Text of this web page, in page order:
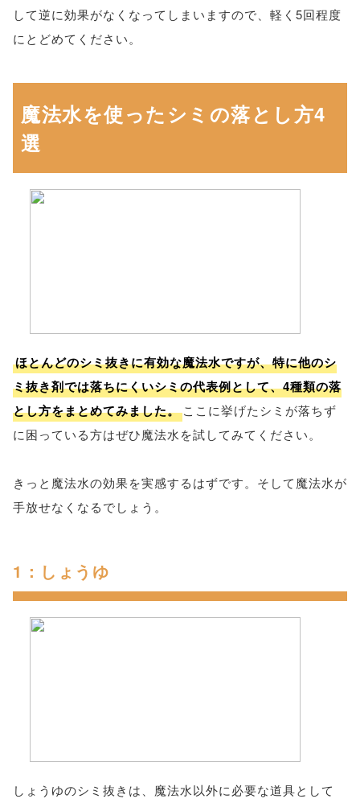
して逆に効果がなくなってしまいますので、軽く5回程度
にとどめてください。
魔法水を使ったシミの落とし方4
選
ほとんどのシミ抜きに有効な魔法水ですが、特に他のシ
ミ抜き剤では落ちにくいシミの代表例として、4種類の落
とし方をまとめてみました。 ここに挙げたシミが落ちず
に困っている方はぜひ魔法水を試してみてください。
きっと魔法水の効果を実感するはずです。そして魔法水が
手放せなくなるでしょう。
1：しょうゆ
しょうゆのシミ抜きは、魔法水以外に必要な道具として